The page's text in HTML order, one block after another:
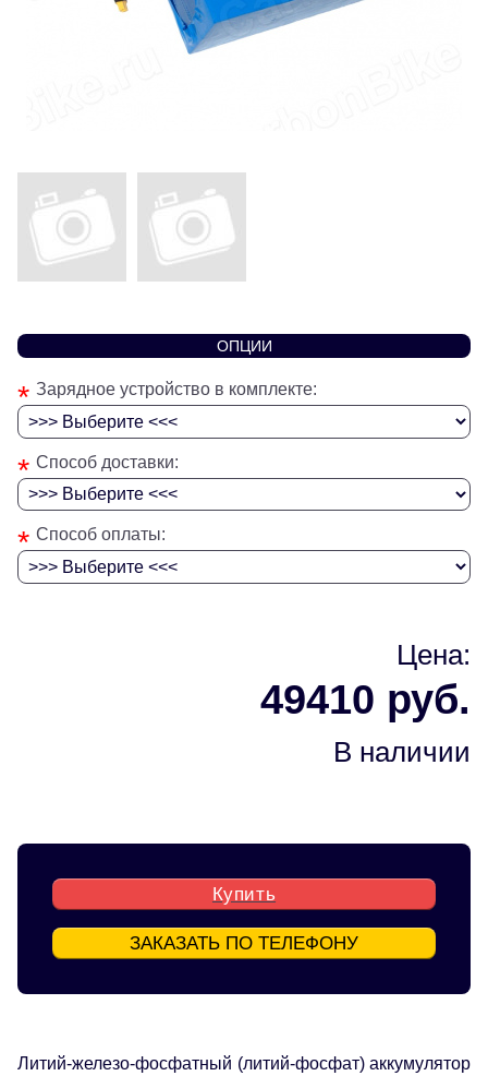
ОПЦИИ
* Зарядное устройство в комплекте:
* Способ доставки:
* Способ оплаты:
Цена:
49410 руб.
В наличии
Купить
ЗАКАЗАТЬ ПО ТЕЛЕФОНУ
Литий-железо-фосфатный (литий-фосфат) аккумулятор